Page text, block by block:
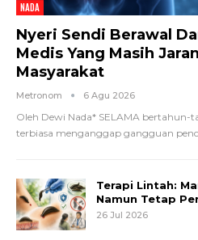
NADA
Nyeri Sendi Berawal
Medis Yang Masih
Masyarakat
Metronom 6 Agu 2026
Oleh Dewi Nada* SELAMA bertahun-
terbiasa menganggap gangguan
Terapi Lintah:
Namun Tetap
26 Jul 2026